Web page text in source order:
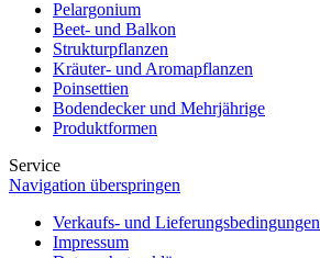
Pelargonium
Beet- und Balkon
Strukturpflanzen
Kräuter- und Aromapflanzen
Poinsettien
Bodendecker und Mehrjährige
Produktformen
Service
Navigation überspringen
Verkaufs- und Lieferungsbedingungen
Impressum